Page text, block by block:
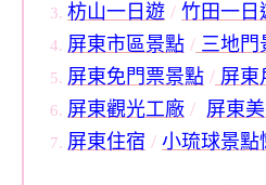
枋山一日遊 / 竹田一日
屏東市區景點 / 三地門
屏東免門票景點 / 屏東
屏東觀光工廠 / 屏東
屏東住宿 / 小琉球景點